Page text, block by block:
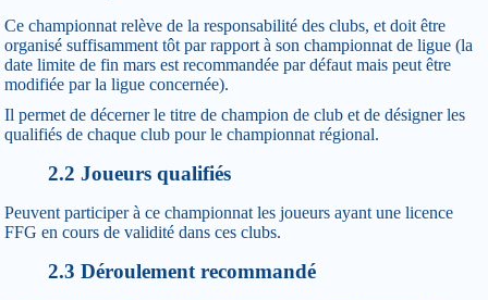
Ce championnat relève de la responsabilité des clubs, et doit être
organisé suffisamment tôt par rapport à son championnat de ligue (la
date limite de fin mars est recommandée par défaut mais peut être
modifiée par la ligue concernée).
Il permet de décerner le titre de champion de club et de désigner les
qualifiés de chaque club pour le championnat régional.
2.2 Joueurs qualifiés
Peuvent participer à ce championnat les joueurs ayant une licence
FFG en cours de validité dans ces clubs.
2.3 Déroulement recommandé